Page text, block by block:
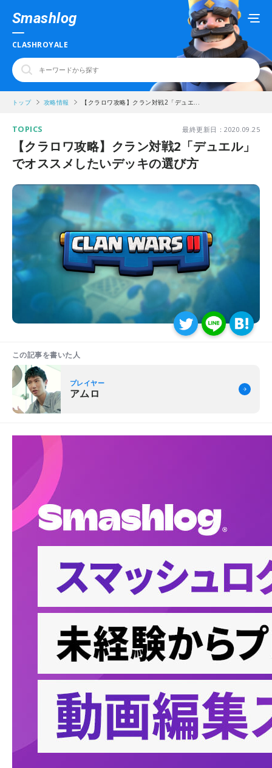
Smashlog
CLASHROYALE
トップ 攻略情報 【クラロワ攻略】クラン対戦2「デュエ...
TOPICS 最終更新日：2020.09.25
【クラロワ攻略】クラン対戦2「デュエル」
でオススメしたいデッキの選び方
この記事を書いた人
プレイヤー
アムロ